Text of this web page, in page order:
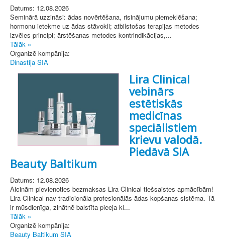
Datums: 12.08.2026
Seminārā uzzināsi: ādas novērtēšana, risinājumu piemeklēšana;
hormonu ietekme uz ādas stāvokli; atbilstošas terapijas metodes
izvēles principi; ārstēšanas metodes kontrindikācijas,...
Tālāk »
Organizē kompānija:
Dinastija SIA
Lira Clinical
vebinārs
estētiskās
medicīnas
speciālistiem
krievu valodā.
Piedāvā SIA
Beauty Baltikum
Datums: 12.08.2026
Aicinām pievienoties bezmaksas Lira Clinical tiešsaistes apmācībām!
Lira Clinical nav tradicionāla profesionālās ādas kopšanas sistēma. Tā
ir mūsdienīga, zinātnē balstīta pieeja kl...
Tālāk »
Organizē kompānija:
Beauty Baltikum SIA